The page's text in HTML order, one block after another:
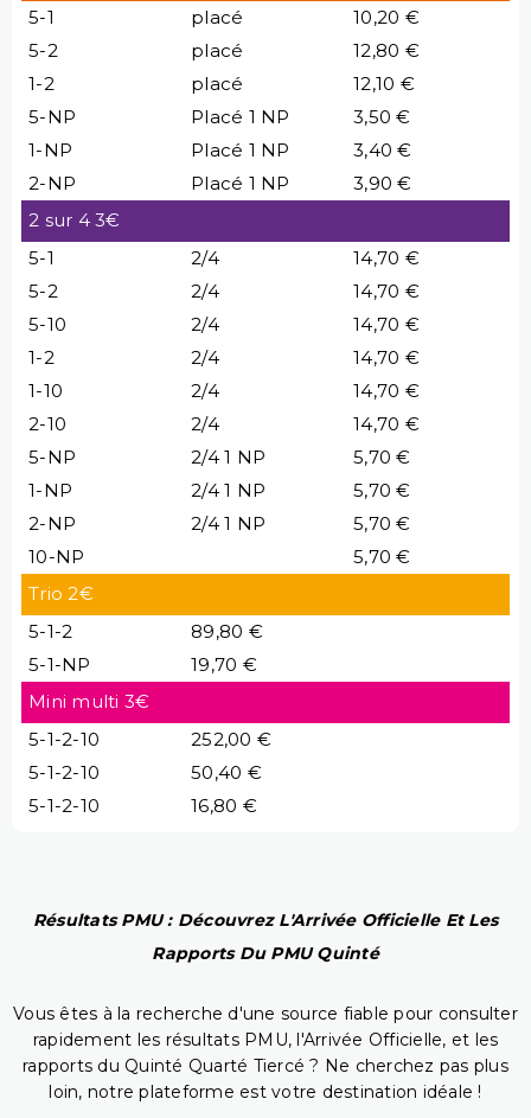
5-1 placé
10,20 €
5-2
placé
12,80 €
1-2
placé
12,10 €
5-NP
Placé 1 NP
3,50 €
1-NP
Placé 1 NP
3,40 €
2-NP
Placé 1 NP
3,90 €
2 sur 4 3€
5-1
2/4
14,70 €
5-2
2/4
14,70 €
5-10
2/4
14,70 €
1-2
2/4
14,70 €
1-10
2/4
14,70 €
2-10
2/4
14,70 €
5-NP
2/4 1 NP
5,70 €
1-NP
2/4 1 NP
5,70 €
2-NP
2/4 1 NP
5,70 €
10-NP
5,70 €
Trio 2€
5-1-2
89,80 €
5-1-NP
19,70 €
Mini multi 3€
5-1-2-10
252,00 €
5-1-2-10
50,40 €
5-1-2-10
16,80 €
Résultats PMU : Découvrez L'Arrivée Officielle Et Les
Rapports Du PMU Quinté
Vous êtes à la recherche d'une source fiable pour consulter
rapidement les résultats PMU, l'Arrivée Officielle, et les
rapports du Quinté Quarté Tiercé ? Ne cherchez pas plus
loin, notre plateforme est votre destination idéale !